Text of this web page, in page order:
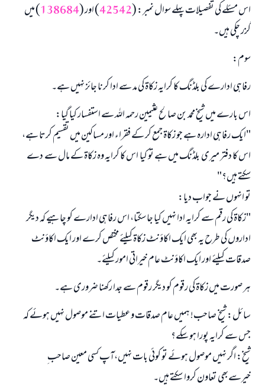
اس مسئلے کی تفصیلات پہلے سوال نمبر: (42542) اور (138684) میں
گزر چکی ہیں۔
سوم:
رفاہی ادارے کی بلڈنگ کا کرایہ زکاۃ کی مد سے ادا کرنا جائز نہیں ہے۔
اس بارے میں شیخ محمد بن صالح عثیمین رحمہ اللہ سے استفسار کیا گیا:
"ایک رفاہی ادارہ ہے جو زکاۃ جمع کر کے فقراء اور مساکین میں تقسیم کرتا ہے،
اس کا دفتر میری بلڈنگ میں ہے تو کیا اس کا کرایہ وہ زکاۃ کے مال سے دے
سکتے ہیں؟"
تو انہوں نے جواب دیا:
"زکاۃ کی رقم سے کرایہ ادا نہیں کیا جا سکتا، اس رفاہی ادارے کو چاہیے کہ دیگر
اداروں کی طرح یہ بھی ایک اکاؤنٹ زکاۃ کیلئے مختص کرے اور ایک اکاؤنٹ
صدقات کیلئے اور ایک اکاؤنٹ عام خیراتی امور کیلئے۔
ہر صورت میں زکاۃ کی رقوم کو دیگر رقوم سے جدا رکھنا ضروری ہے۔
سائل: شیخ صاحب! ہمیں عام صدقات و عطیات اتنے موصول نہیں ہوئے کہ
جس سے کرایہ پورا ہو سکے؟
شیخ: اگر نہیں موصول ہوئے تو کوئی بات نہیں،آپ کسی معین صاحب ِ
خیرسےبھی تعاون کروا سکتے ہیں۔